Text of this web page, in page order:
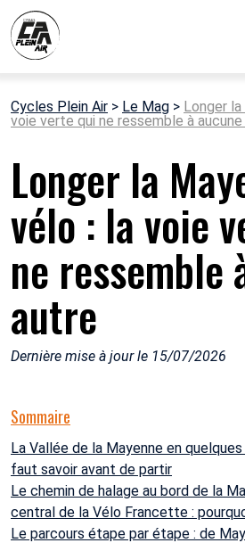
Cycles Plein Air > Le Mag > Longer
voie verte qui ne ressemble à
Longer la
vélo : la voie
ne ressemble
autre
Dernière mise à jour le 15/07/2026
Sommaire
La Vallée de la Mayenne en
faut savoir avant de partir
Le chemin de halage au bord de la
central de la Vélo Francette :
Le parcours étape par étape : de